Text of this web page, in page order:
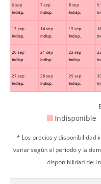
6 sep
Indisp.
7 sep
Indisp.
8 sep
Indisp.
9
13 sep
Indisp.
14 sep
Indisp.
15 sep
Indisp.
20 sep
Indisp.
21 sep
Indisp.
22 sep
Indisp.
27 sep
Indisp.
28 sep
Indisp.
29 sep
Indisp.
Indisponible
* Los precios y disponibilidad
variar según el período y la
disponibilidad del